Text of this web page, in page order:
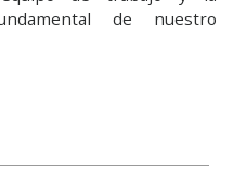
de nuestro